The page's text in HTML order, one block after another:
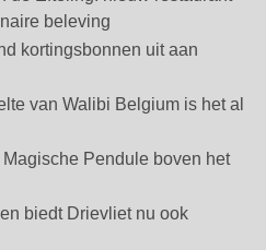
beleving
kortingsbonnen uit aan
van Walibi Belgium is het al
Pendule boven het
biedt Drievliet nu ook